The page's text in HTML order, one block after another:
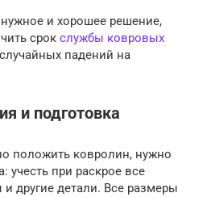
и хорошее решение,
срок службы ковровых
падений на
и подготовка
положить ковролин, нужно
учесть при раскрое все
другие детали. Все размеры